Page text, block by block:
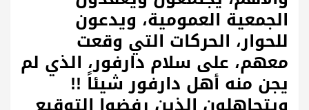
الجمعية العمومية، ويدعون
للحوار، الحركات التي وقعت
معهم، على سلام دارفور، الذي لم
يجن منه أهل دارفور شيئاً !!